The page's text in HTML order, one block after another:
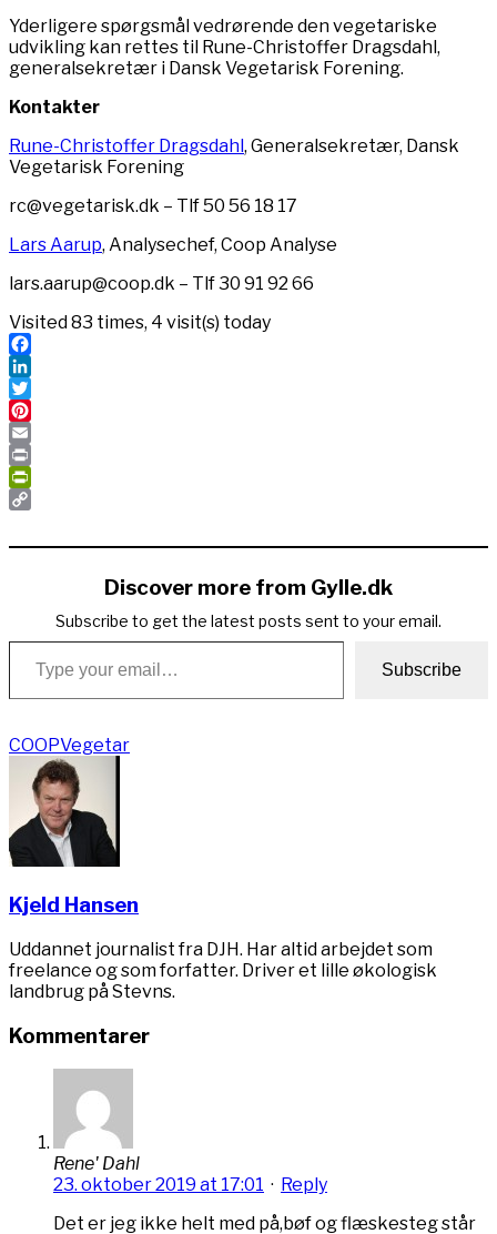
Yderligere spørgsmål vedrørende den vegetariske
udvikling kan rettes til Rune-Christoffer Dragsdahl,
generalsekretær i Dansk Vegetarisk Forening.
Kontakter
Rune-Christoffer Dragsdahl , Generalsekretær, Dansk
Vegetarisk Forening
rc@vegetarisk.dk – Tlf 50 56 18 17
Lars Aarup, Analysechef, Coop Analyse
lars.aarup@coop.dk – Tlf 30 91 92 66
Visited 83 times, 4 visit(s) today
Facebook
LinkedIn
Twitter
Pinterest
Email
Print
PrintFriendly
Link
Discover more from Gylle.dk
Subscribe to get the latest posts sent to your email.
Type your email…
Subscribe
COOPVegetar
Kjeld Hansen
Uddannet journalist fra DJH. Har altid arbejdet som
freelance og som forfatter. Driver et lille økologisk
landbrug på Stevns.
Kommentarer
Rene' Dahl
23. oktober 2019 at 17:01 · Reply
Det er jeg ikke helt med på,bøf og flæskesteg står